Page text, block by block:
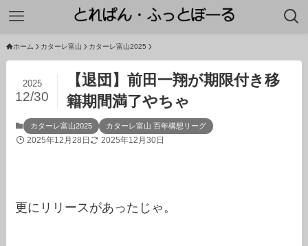
ホーム カターレ富山 カターレ富山2025
【退団】前田一翔が期限付き移
籍期間満了やちゃ
2025
12/30
カターレ富山2025 カターレ富山 百年構想リーグ
2025年12月28日 2025年12月30日
更にリリースがあったじゃ。